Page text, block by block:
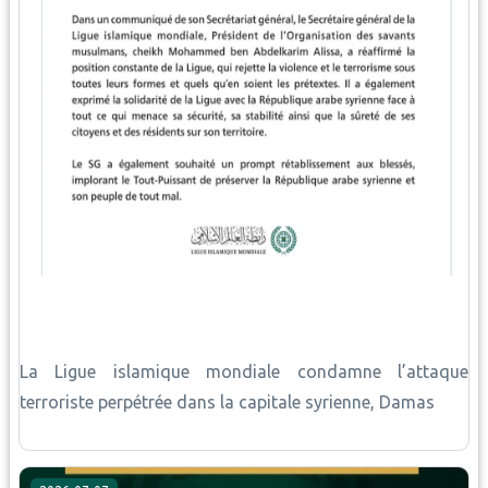
La Ligue islamique mondiale condamne l’attaque
terroriste perpétrée dans la capitale syrienne, Damas